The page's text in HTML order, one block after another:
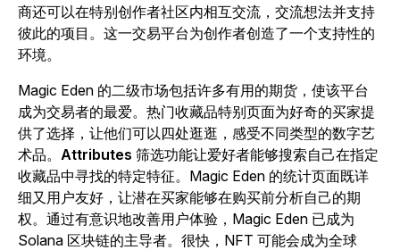
商还可以在特别创作者社区内相互交流，交流想法并支持
彼此的项目。这一交易平台为创作者创造了一个支持性的
环境。
Magic Eden 的二级市场包括许多有用的期货，使该平台
成为交易者的最爱。热门收藏品特别页面为好奇的买家提
供了选择，让他们可以四处逛逛，感受不同类型的数字艺
术品。 Attributes 筛选功能让爱好者能够搜索自己在指定
收藏品中寻找的特定特征。Magic Eden 的统计页面既详
细又用户友好，让潜在买家能够在购买前分析自己的期
权。通过有意识地改善用户体验，Magic Eden 已成为
Solana 区块链的主导者。很快，NFT 可能会成为全球